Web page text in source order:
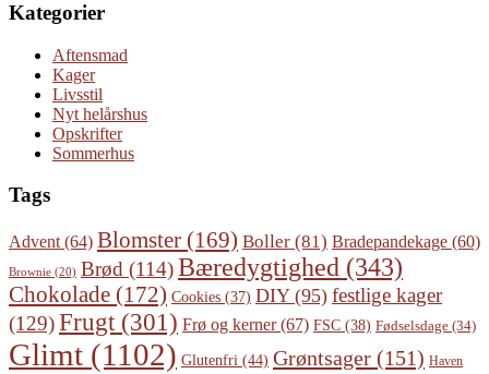
Kategorier
Aftensmad
Kager
Livsstil
Nyt helårshus
Opskrifter
Sommerhus
Tags
Advent (64) Blomster (169) Boller (81) Bradepandekage (60)
Brownie (20) Brød (114)Bæredygtighed (343)
Chokolade (172) Cookies (37) DIY(95) festlige kager
(129)Frugt (301) Frø og kerner(67) FSC (38) Fødselsdage (34)
Glimt (1102) Glutenfri (44) Grøntsager (151) Haven